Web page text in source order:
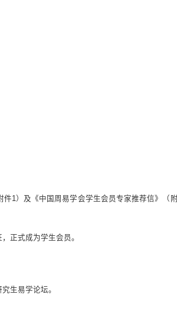
1）及《中国周易学会学生会员专家推荐信》（
正式成为学生会员。
生易学论坛。